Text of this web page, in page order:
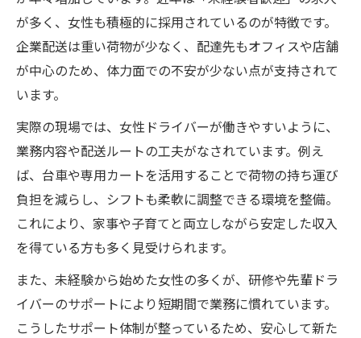
が多く、女性も積極的に採用されているのが特徴です。
企業配送は重い荷物が少なく、配達先もオフィスや店舗
が中心のため、体力面での不安が少ない点が支持されて
います。
実際の現場では、女性ドライバーが働きやすいように、
業務内容や配送ルートの工夫がなされています。例え
ば、台車や専用カートを活用することで荷物の持ち運び
負担を減らし、シフトも柔軟に調整できる環境を整備。
これにより、家事や子育てと両立しながら安定した収入
を得ている方も多く見受けられます。
また、未経験から始めた女性の多くが、研修や先輩ドラ
イバーのサポートにより短期間で業務に慣れています。
こうしたサポート体制が整っているため、安心して新た